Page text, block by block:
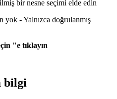
bir nesne seçimi elde edin
- Yalnızca doğrulanmış
"e tıklayın
bilgi